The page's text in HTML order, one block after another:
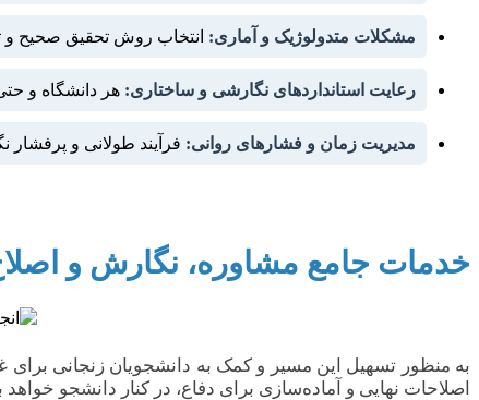
مشکلات متدولوژیک و آماری: انتخاب روش تحقیق صحیح و
رعایت استانداردهای نگارشی و ساختاری: هر دانشگاه و
مدیریت زمان و فشارهای روانی: فرآیند طولانی و
خدمات جامع مشاوره، نگارش و اصلاح
به منظور تسهیل این مسیر و کمک به دانشجویان زنجانی
اصلاحات نهایی و آماده‌سازی برای دفاع، در کنار دانشجو خواهد